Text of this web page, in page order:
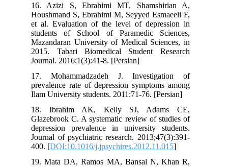
16. Azizi S, Ebrahimi MT, Shamshirian A,
Houshmand S, Ebrahimi M, Seyyed Esmaeeli F,
et al. Evaluation of the level of depression in
students of School of Paramedic Sciences,
Mazandaran University of Medical Sciences, in
2015. Tabari Biomedical Student Research
Journal. 2016;1(3):41-8. [Persian]
17. Mohammadzadeh J. Investigation of
prevalence rate of depression symptoms among
Ilam University students. 2011:71-76. [Persian]
18. Ibrahim AK, Kelly SJ, Adams CE,
Glazebrook C. A systematic review of studies of
depression prevalence in university students.
Journal of psychiatric research. 2013;47(3):391-
400. [DOI:10.1016/j.jpsychires.2012.11.015
19. Mata DA, Ramos MA, Bansal N, Khan R,